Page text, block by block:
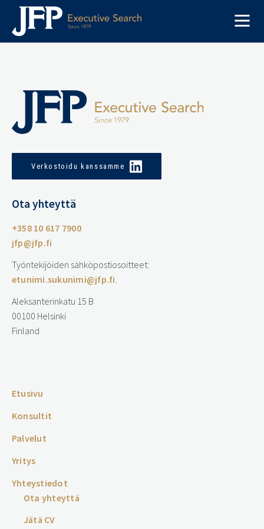
Skip
content
Verkostoidu kanssamme
Ota yhteyttä
+358 10 617 7900
jfp@jfp.fi
Työntekijöiden sähköpostiosoitteet:
etunimi.sukunimi@jfp.fi.
Aleksanterinkatu 15 B
00100 Helsinki
Finland
Etusivu
Konsultit
Palvelut
Yritys
Yhteystiedot
Ota yhteyttä
Jätä CV